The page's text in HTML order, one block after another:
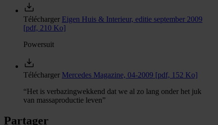
Télécharger Eigen Huis & Interieur, editie september 2009
[pdf, 210 Ko]
Powersuit
Télécharger Mercedes Magazine, 04-2009 [pdf, 152 Ko]
“Het is verbazingwekkend dat we al zo lang onder het juk
van massaproductie leven”
Partager